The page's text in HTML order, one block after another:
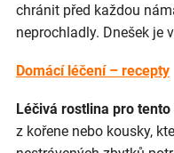
chránit před každou
neprochladly. Dnešek je
Domácí léčení – recepty
Léčivá rostlina pro tento
z kořene nebo kousky,